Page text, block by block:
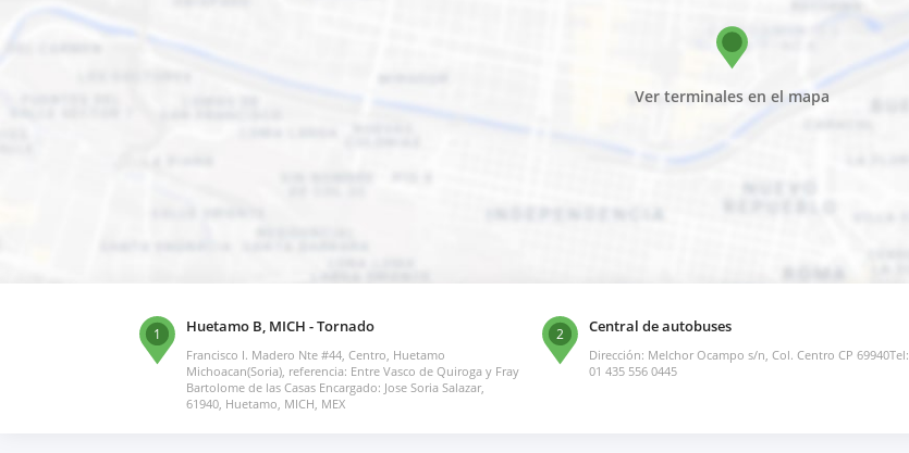
Ver terminales en el mapa
1 Huetamo B, MICH - Tornado
Francisco I. Madero Nte #44, Centro, Huetamo
Michoacan(Soria), referencia: Entre Vasco de Quiroga y Fray
Bartolome de las Casas Encargado: Jose Soria Salazar,
61940, Huetamo, MICH, MEX
2 Central de autobuses
Dirección: Melchor Ocampo s/n, Col. Centro CP 69940Tel:
01 435 556 0445